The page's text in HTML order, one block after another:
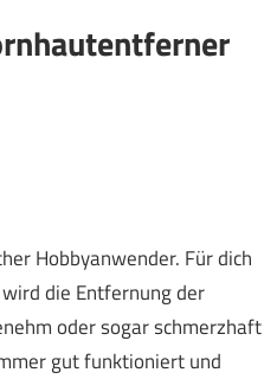
Hobbyanwender. Für dich
die Entfernung der
oder sogar schmerzhaft
gut funktioniert und